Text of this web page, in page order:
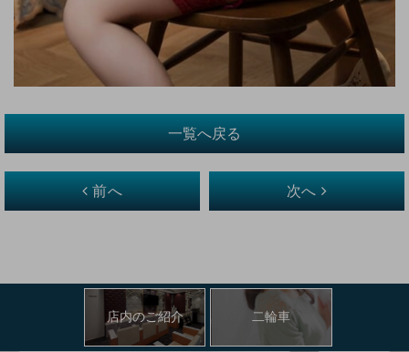
前へ
一覧へ戻る
次へ
店内のご紹介 二輪車